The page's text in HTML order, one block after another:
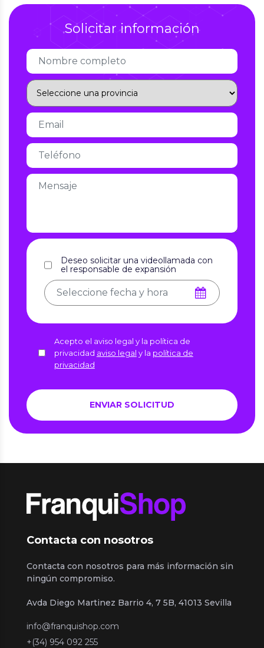
Solicitar información
Deseo solicitar una videollamada con
el responsable de expansión
Acepto el aviso legal y la política de
privacidad aviso legal y la política de
privacidad
Contacta con nosotros
Contacta con nosotros para más información sin
ningún compromiso.
Avda Diego Martinez Barrio 4, 7 5B, 41013 Sevilla
info@franquishop.com
+(34) 954 092 255